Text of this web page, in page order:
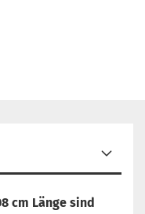
cm Länge sind